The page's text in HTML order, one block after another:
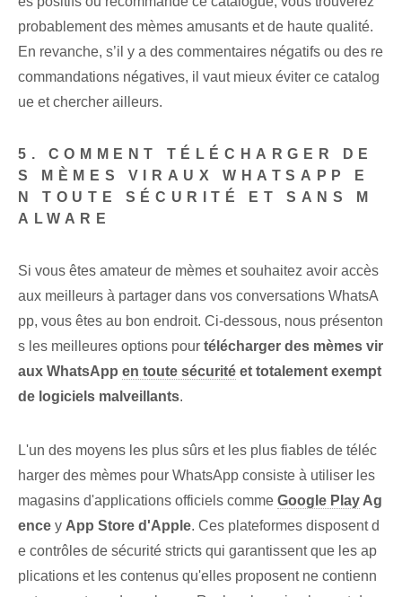
probablement des mèmes amusants et de haute qualité.
En revanche, s’il y a des commentaires négatifs ou des re
commandations négatives, il vaut mieux éviter ce catalog
ue et chercher ailleurs.
5. COMMENT TÉLÉCHARGER DE
S MÈMES VIRAUX WHATSAPP E
N TOUTE SÉCURITÉ ET SANS M
ALWARE
Si vous êtes amateur de mèmes et souhaitez avoir accès
aux meilleurs à partager dans vos conversations WhatsA
pp, vous êtes au bon endroit. Ci-dessous, nous présenton
s les meilleures options pour télécharger des mèmes vir
aux WhatsApp en toute sécurité et totalement exempt
de logiciels malveillants.
L'un des moyens les plus sûrs et les plus fiables de téléc
harger des mèmes pour WhatsApp consiste à utiliser les
magasins d'applications officiels comme Google Play Ag
ence y App Store d'Apple. Ces plateformes disposent d
e contrôles de sécurité stricts qui garantissent que les ap
plications et les contenus qu'elles proposent ne contienn